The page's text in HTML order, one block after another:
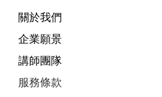
關於我們
企業願景
講師團隊
服務條款